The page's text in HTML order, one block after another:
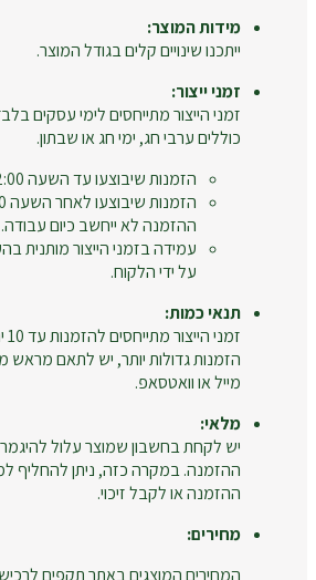
מידות המוצר:
ייתכנו שינויים קלים בגודל המוצר.
זמני ייצור:
זמני הייצור מתייחסים לימי עסקים
כוללים ערבי חג, ימי חג או שבתון.
הזמנות שיבוצעו עד השעה 12:00 ייחשבו כיום עבודה.
ההזמנה לא ייחשב כיום עבודה.
עמידה בזמני הייצור מותנית
על ידי הלקוח.
תנאי כמות:
הזמנות גדולות יותר, יש לתאם מראש
מייל או וואטסאפ.
מלאי:
יש לקחת בחשבון שמוצר עלול
ההזמנה. במקרה כזה, ניתן להחליף
ההזמנה או לקבל זיכוי.
מחירים: